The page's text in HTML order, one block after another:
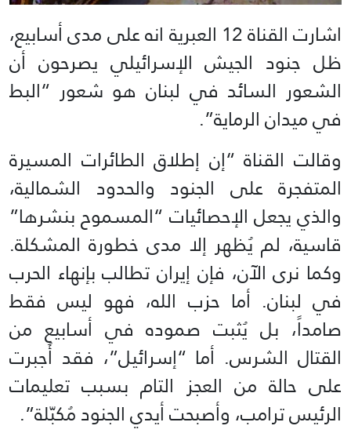
اشارت القناة 12 العبرية انه على مدى أسابيع،
ظل جنود الجيش الإسرائيلي يصرحون أن
الشعور السائد في لبنان هو شعور “البط
في ميدان الرماية”.
وقالت القناة “إن إطلاق الطائرات المسيرة
المتفجرة على الجنود والحدود الشمالية،
والذي يجعل الإحصائيات “المسموح بنشرها”
قاسية، لم يُظهر إلا مدى خطورة المشكلة.
وكما نرى الآن، فإن إيران تطالب بإنهاء الحرب
في لبنان. أما حزب الله، فهو ليس فقط
صامداً، بل يُثبت صموده في أسابيع من
القتال الشرس. أما “إسرائيل”، فقد أُجبرت
على حالة من العجز التام بسبب تعليمات
الرئيس ترامب، وأصبحت أيدي الجنود مُكبّلة”.